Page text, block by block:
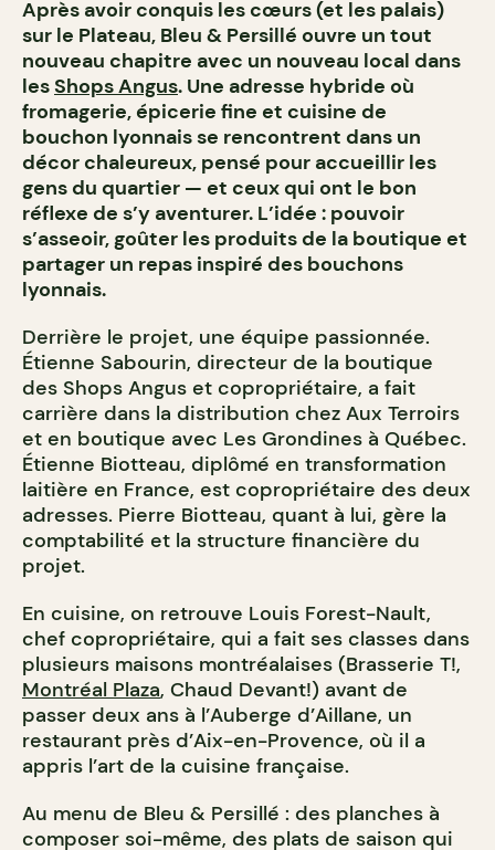
Après avoir conquis les cœurs (et les palais)
sur le Plateau, Bleu & Persillé ouvre un tout
nouveau chapitre avec un nouveau local dans
lesShops Angus. Une adresse hybride où
fromagerie, épicerie fine et cuisine de
bouchon lyonnais se rencontrent dans un
décor chaleureux, pensé pour accueillir les
gens du quartier — et ceux qui ont le bon
réflexe de s’y aventurer. L’idée : pouvoir
s’asseoir, goûter les produits de la boutique et
partager un repas inspiré des bouchons
lyonnais.
Derrière le projet, une équipe passionnée.
Étienne Sabourin, directeur de la boutique
des Shops Angus et copropriétaire, a fait
carrière dans la distribution chez Aux Terroirs
et en boutique avec Les Grondines à Québec.
Étienne Biotteau, diplômé en transformation
laitière en France, est copropriétaire des deux
adresses. Pierre Biotteau, quant à lui, gère la
comptabilité et la structure financière du
projet.
En cuisine, on retrouve Louis Forest-Nault,
chef copropriétaire, qui a fait ses classes dans
plusieurs maisons montréalaises (Brasserie T!,
Montréal Plaza, Chaud Devant!) avant de
passer deux ans à l’Auberge d’Aillane, un
restaurant près d’Aix-en-Provence, où il a
appris l’art de la cuisine française.
Au menu de Bleu & Persillé : des planches à
composer soi-même, des plats de saison qui